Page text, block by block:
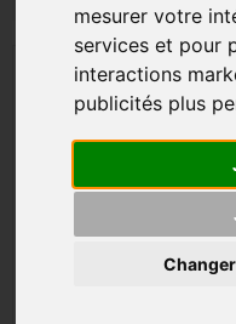
mesurer votre
services et pour
interactions
publicités plus